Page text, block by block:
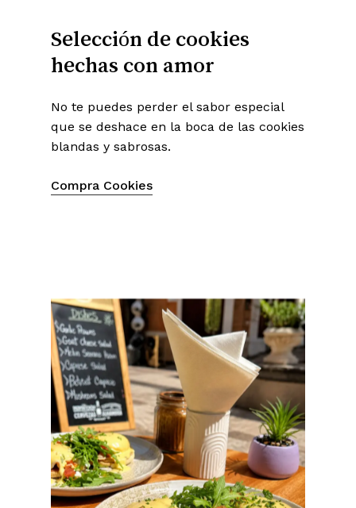
Selección de cookies
hechas con amor
No te puedes perder el sabor especial
que se deshace en la boca de las cookies
blandas y sabrosas.
Compra Cookies